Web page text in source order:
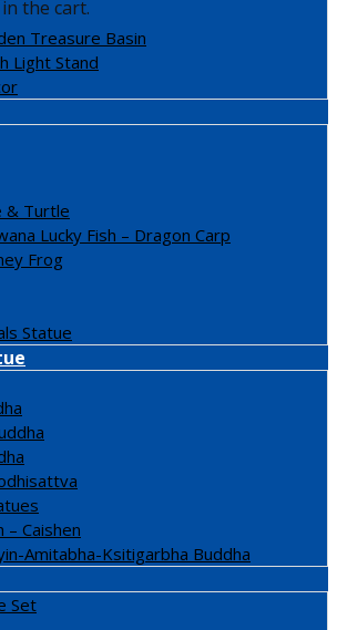
the cart.
Treasure Basin
Light Stand
& Turtle
Lucky Fish – Dragon Carp
Frog
Statue
– Caishen
Amitabha-Ksitigarbha Buddha
Set